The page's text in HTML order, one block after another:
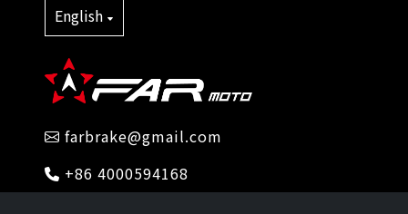
English
farbrake@gmail.com
+86 4000594168